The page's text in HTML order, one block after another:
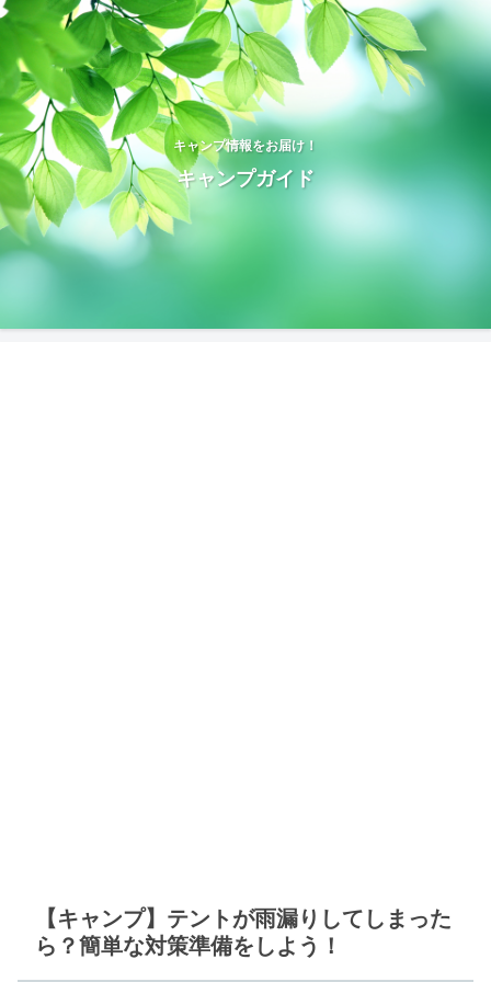
キャンプ情報をお届け！
キャンプガイド
【キャンプ】テントが雨漏りしてしまった
ら？簡単な対策準備をしよう！